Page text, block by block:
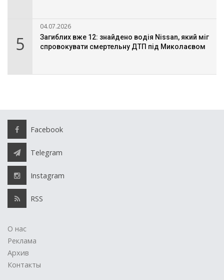
5
04.07.2026
Загиблих вже 12: знайдено водія Nissan, який міг
спровокувати смертельну ДТП під Миколаєвом
Facebook
Telegram
Instagram
RSS
О нас
Реклама
Архив
Контакты